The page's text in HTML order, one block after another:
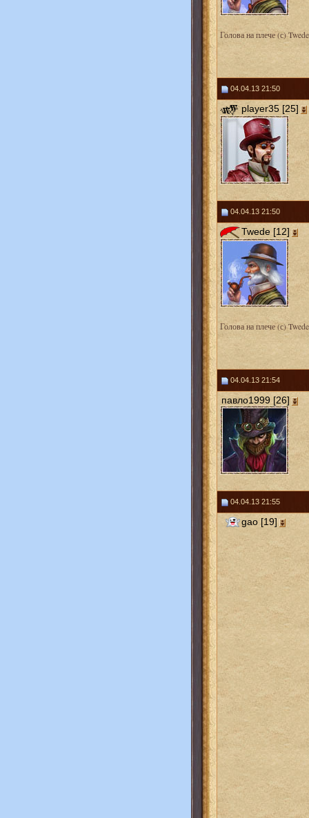
Голова на плече (с) Twede
04.04.13 21:50
player35 [25]
04.04.13 21:50
Twede [12]
Голова на плече (с) Twede
04.04.13 21:54
павло1999 [26]
04.04.13 21:55
gao [19]